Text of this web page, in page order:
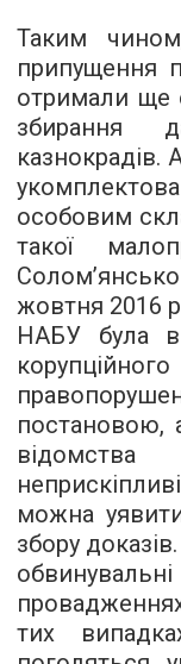
Таким
припущення
отримали ще
збирання
казнокрадів.
особовим
такої
жовтня 2016
НАБУ була
постановою,
можна
збору
тих